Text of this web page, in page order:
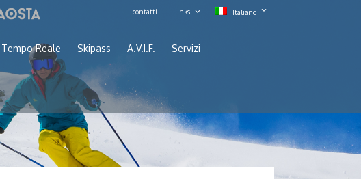
contatti links Italiano
Tempo Reale Skipass A.V.I.F. Servizi